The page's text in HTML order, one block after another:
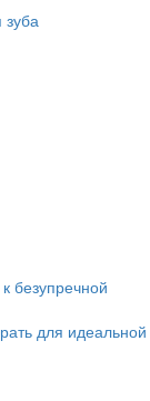
безупречной
для идеальной